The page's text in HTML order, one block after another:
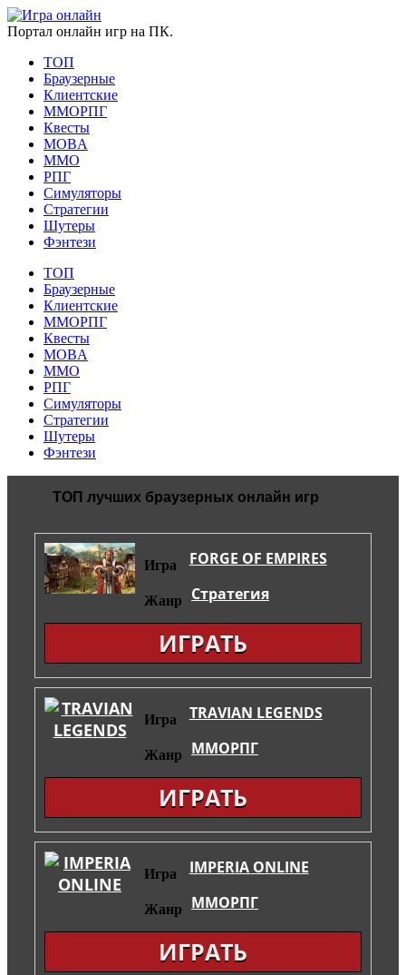
Портал онлайн игр на ПК.
ТОП
Браузерные
Клиентские
ММОРПГ
Квесты
MOBA
ММО
РПГ
Симуляторы
Стратегии
Шутеры
Фэнтези
ТОП
Браузерные
Клиентские
ММОРПГ
Квесты
MOBA
ММО
РПГ
Симуляторы
Стратегии
Шутеры
Фэнтези
ТОП лучших браузерных онлайн игр
Игра FORGE OF EMPIRES
Жанр Стратегия
ИГРАТЬ
Игра TRAVIAN LEGENDS
Жанр ММОРПГ
ИГРАТЬ
Игра IMPERIA ONLINE
Жанр ММОРПГ
ИГРАТЬ